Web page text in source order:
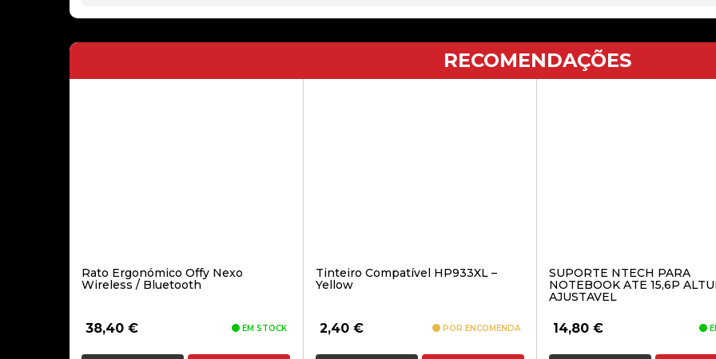
RECOMENDAÇÕES
Rato Ergonómico Offy Nexo
Wireless / Bluetooth
38,40 € EM STOCK
Tinteiro Compatível HP933XL –
Yellow
2,40 € POR ENCOMENDA
SUPORTE NTECH PARA
NOTEBOOK ATE 15,6P
AJUSTAVEL
14,80 €